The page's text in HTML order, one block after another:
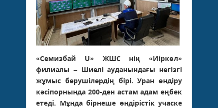
«Семизбай U» ЖШС нің «Иіркөл»
филиалы – Шиелі ауданындағы негізгі
жұмыс берушілердің бірі. Уран өндіру
кәсіпорнында 200-ден астам адам еңбек
етеді. Мұнда бірнеше өндірістік учаске